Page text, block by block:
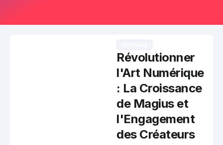
Révolutionner
l'Art Numérique
: La Croissance
de Magius et
l'Engagement
des Créateurs